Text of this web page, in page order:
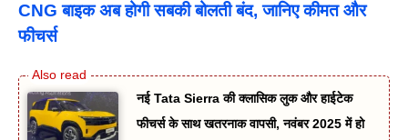
CNG बाइक अब होगी सबकी बोलती बंद, जानिए कीमत और
फीचर्स
नई Tata Sierra की क्लासिक लुक और हाईटेक
फीचर्स के साथ खतरनाक वापसी, नवंबर 2025 में हो